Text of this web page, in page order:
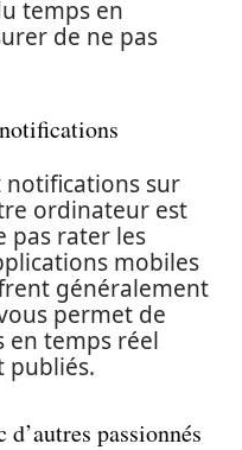
temps en
de ne pas
notifications sur
ordinateur est
pas rater les
mobiles
généralement
permet de
en temps réel
publiés.
passionnés